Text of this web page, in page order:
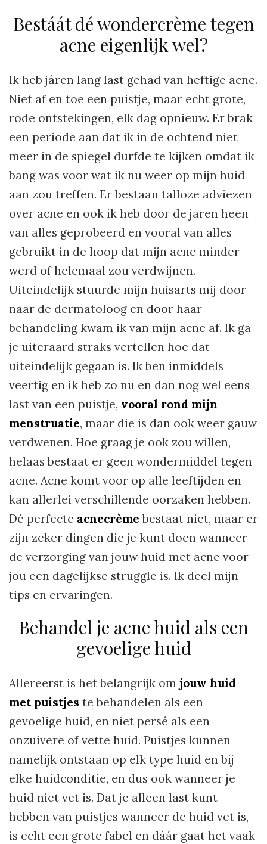
Bestáát dé wondercrème tegen
acne eigenlijk wel?
Ik heb járen lang last gehad van heftige acne.
Niet af en toe een puistje, maar echt grote,
rode ontstekingen, elk dag opnieuw. Er brak
een periode aan dat ik in de ochtend niet
meer in de spiegel durfde te kijken omdat ik
bang was voor wat ik nu weer op mijn huid
aan zou treffen. Er bestaan talloze adviezen
over acne en ook ik heb door de jaren heen
van alles geprobeerd en vooral van alles
gebruikt in de hoop dat mijn acne minder
werd of helemaal zou verdwijnen.
Uiteindelijk stuurde mijn huisarts mij door
naar de dermatoloog en door haar
behandeling kwam ik van mijn acne af. Ik ga
je uiteraard straks vertellen hoe dat
uiteindelijk gegaan is. Ik ben inmiddels
veertig en ik heb zo nu en dan nog wel eens
last van een puistje, vooral rond mijn
menstruatie, maar die is dan ook weer gauw
verdwenen. Hoe graag je ook zou willen,
helaas bestaat er geen wondermiddel tegen
acne. Acne komt voor op alle leeftijden en
kan allerlei verschillende oorzaken hebben.
Dé perfecte acnecrème bestaat niet, maar er
zijn zeker dingen die je kunt doen wanneer
de verzorging van jouw huid met acne voor
jou een dagelijkse struggle is. Ik deel mijn
tips en ervaringen.
Behandel je acne huid als een
gevoelige huid
Allereerst is het belangrijk om jouw huid
met puistjes te behandelen als een
gevoelige huid, en niet persé als een
onzuivere of vette huid. Puistjes kunnen
namelijk ontstaan op elk type huid en bij
elke huidconditie, en dus ook wanneer je
huid niet vet is. Dat je alleen last kunt
hebben van puistjes wanneer de huid vet is,
is echt een grote fabel en dáár gaat het vaak